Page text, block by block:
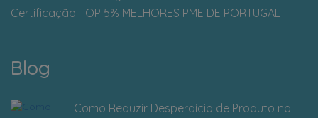
Blog
Como Reduzir Desperdício de Produto no